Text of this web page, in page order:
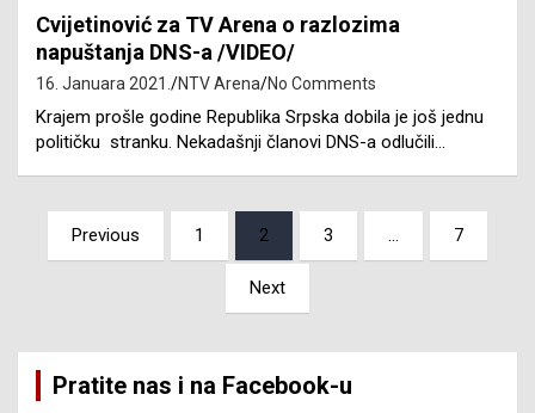
Cvijetinović za TV Arena o razlozima
napuštanja DNS-a /VIDEO/
16. Januara 2021. NTV Arena No Comments
Krajem prošle godine Republika Srpska dobila je još jednu
političku stranku. Nekadašnji članovi DNS-a odlučili…
Posts
pagination
Previous 1 2 3 … 7
Next
Pratite nas i na Facebook-u